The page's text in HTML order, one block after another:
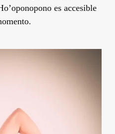
es accesible